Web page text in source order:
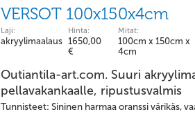
VERSOT 100x150x4cm
Laji:
akryylimaalaus
Hinta:
1650,00
€
Mitat:
100cm x 150cm x
4cm
Outiantila-art.com. Suuri
pellavakankaalle, ripustusvalmis
Tunnisteet: Sininen harmaa oranssi värikäs,